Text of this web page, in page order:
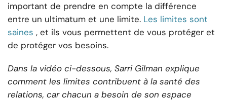
important de prendre en compte la différence
entre un ultimatum et une limite. Les limites sont
saines , et ils vous permettent de vous protéger et
de protéger vos besoins.
Dans la vidéo ci-dessous, Sarri Gilman explique
comment les limites contribuent à la santé des
relations, car chacun a besoin de son espace